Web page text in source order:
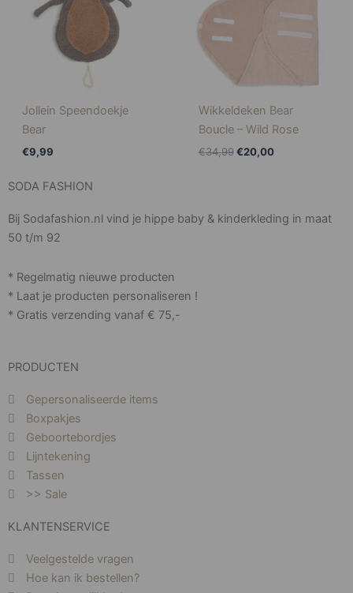
Jollein Speendoekje
Bear
€9,99
Wikkeldeken Bear
Boucle – Wild Rose
€34,99 €20,00
SODA FASHION
Bij Sodafashion.nl vind je hippe baby & kinderkleding in maat
50 t/m 92
* Regelmatig nieuwe producten
* Laat je producten personaliseren !
* Gratis verzending vanaf € 75,-
PRODUCTEN
Gepersonaliseerde items
Boxpakjes
Geboortebordjes
Lijntekening
Tassen
>> Sale
KLANTENSERVICE
Veelgestelde vragen
Hoe kan ik bestellen?